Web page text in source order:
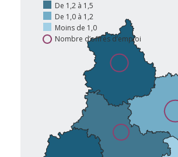
De 1,2 à 1,5
De 1,0 à 1,2
Moins de 1,0
Nombre d’offres d’emploi